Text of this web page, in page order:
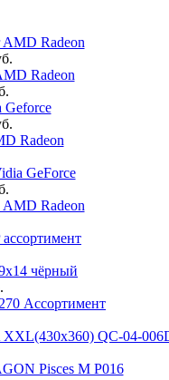
AMD Radeon
Radeon
Geforce
Radeon
GeForce
Radeon
чёрный
Ассортимент
QC-04-
Pisces M P016